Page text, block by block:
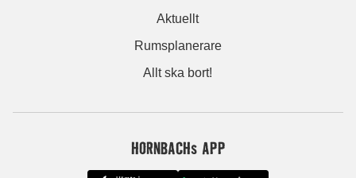
Aktuellt
Rumsplanerare
Allt ska bort!
HORNBACHs APP